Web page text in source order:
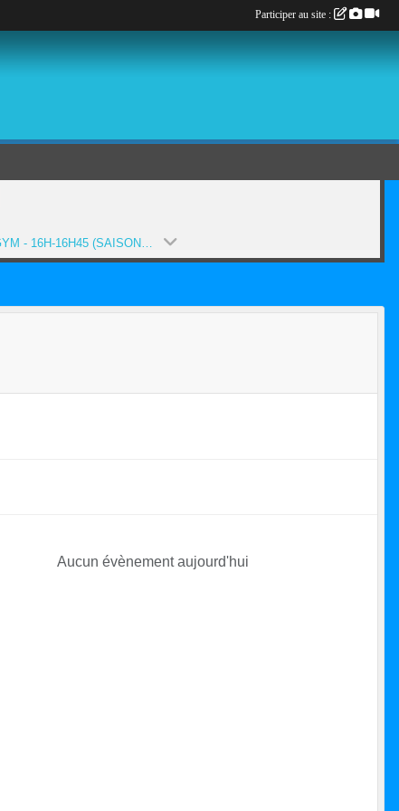
BABY GYM - 16H-16H45 (SAISON 2019-2020)
Aucun évènement aujourd'hui
Participer au site :